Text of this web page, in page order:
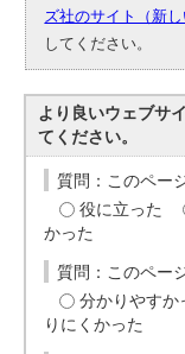
ズ社のサイト（新
してください。
より良いウェブサ
てください。
質問：このペー
役に立った
かった
質問：このペー
分かりやすか
りにくかった